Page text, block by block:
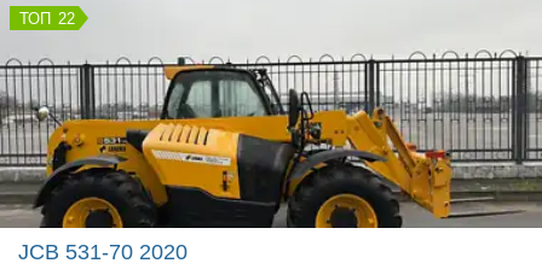
22
JCB 531-70 2020